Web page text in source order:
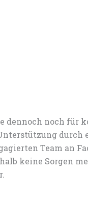
dennoch noch für
durch
Team an
keine Sorgen